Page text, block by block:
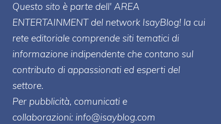
Questo sito è parte dell' AREA
ENTERTAINMENT del network IsayBlog! la cui
rete editoriale comprende siti tematici di
informazione indipendente che contano sul
contributo di appassionati ed esperti del
settore.
Per pubblicità, comunicati e
collaborazioni: info@isayblog.com